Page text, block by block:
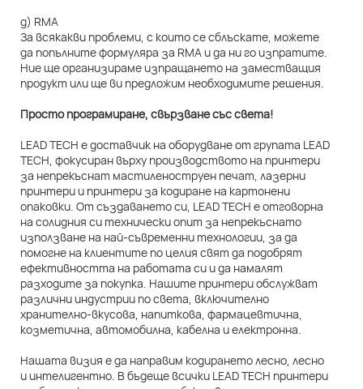
д) RMA
За всякакви проблеми, с които се сблъскате, можете
да попълните формуляра за RMA и да ни го изпратите.
Ние ще организираме изпращането на заместващия
продукт или ще ви предложим необходимите решения.
Просто програмиране, свързване със света!
LEAD TECH е доставчик на оборудване от групата LEAD
TECH, фокусиран върху производството на принтери
за непрекъснат мастиленоструен печат, лазерни
принтери и принтери за кодиране на картонени
опаковки. От създаването си, LEAD TECH е отговорна
на солидния си технически опит за непрекъснато
използване на най-съвременни технологии, за да
помогне на клиентите по целия свят да подобрят
ефективността на работата си и да намалят
разходите за покупка. Нашите принтери обслужват
различни индустрии по света, включително
хранително-вкусова, напиткова, фармацевтична,
козметична, автомобилна, кабелна и електронна.
Нашата визия е да направим кодирането лесно, лесно
и интелигентно. В бъдеще всички LEAD TECH принтери